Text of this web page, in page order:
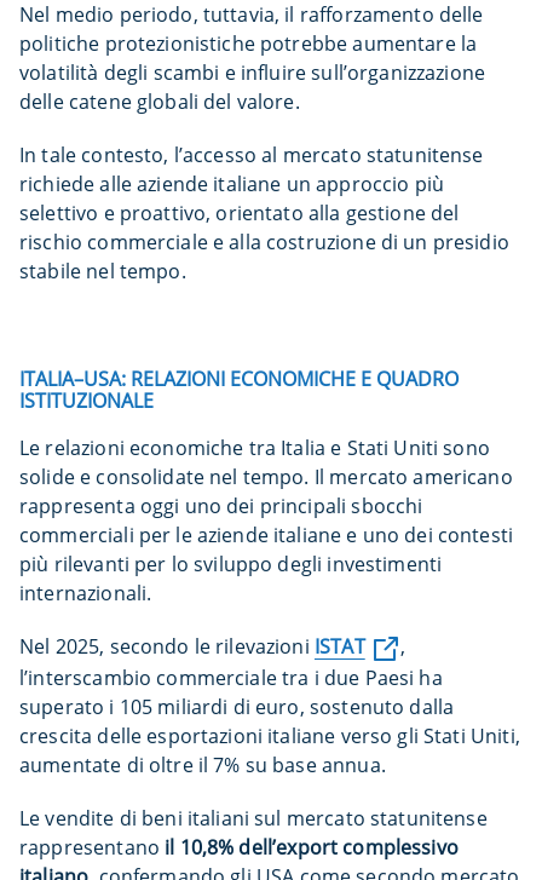
Nel medio periodo, tuttavia, il rafforzamento delle
politiche protezionistiche potrebbe aumentare la
volatilità degli scambi e influire sull’organizzazione
delle catene globali del valore.
In tale contesto, l’accesso al mercato statunitense
richiede alle aziende italiane un approccio più
selettivo e proattivo, orientato alla gestione del
rischio commerciale e alla costruzione di un presidio
stabile nel tempo.
ITALIA–USA: RELAZIONI ECONOMICHE E QUADRO
ISTITUZIONALE
Le relazioni economiche tra Italia e Stati Uniti sono
solide e consolidate nel tempo. Il mercato americano
rappresenta oggi uno dei principali sbocchi
commerciali per le aziende italiane e uno dei contesti
più rilevanti per lo sviluppo degli investimenti
internazionali.
Nel 2025, secondo le rilevazioni ISTAT
,
l’interscambio commerciale tra i due Paesi ha
superato i 105 miliardi di euro, sostenuto dalla
crescita delle esportazioni italiane verso gli Stati Uniti,
aumentate di oltre il 7% su base annua.
Le vendite di beni italiani sul mercato statunitense
rappresentano il 10,8% dell’export complessivo